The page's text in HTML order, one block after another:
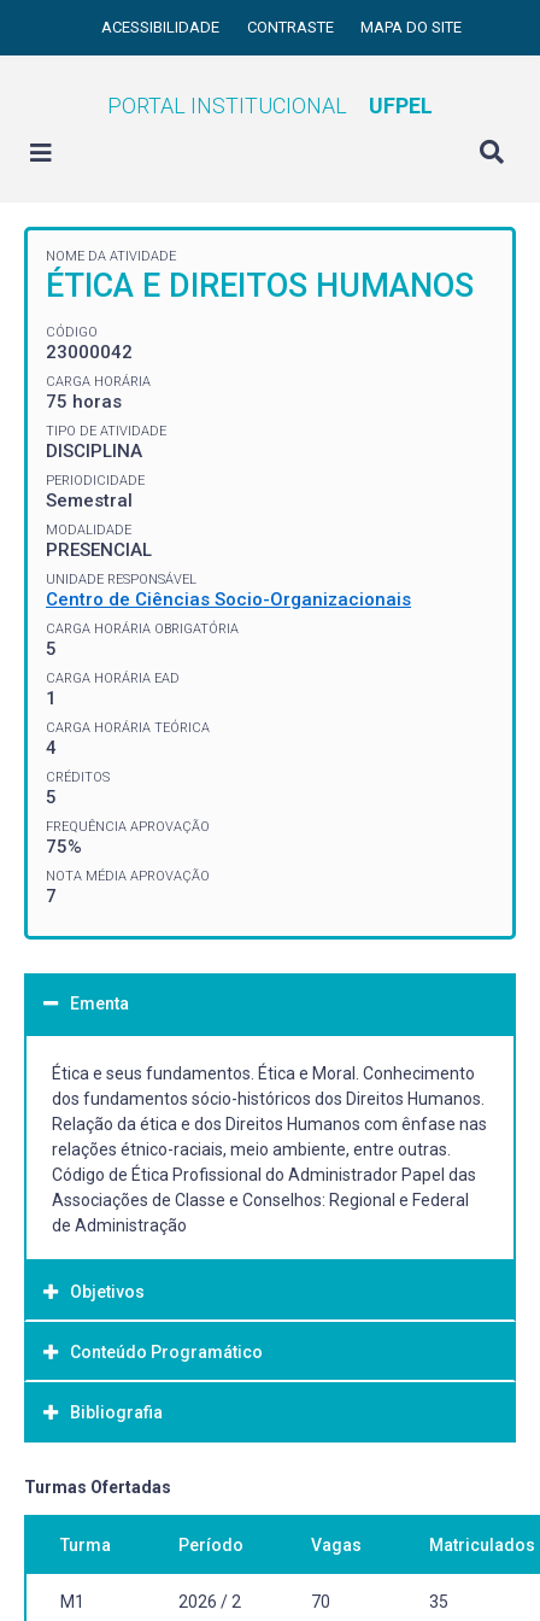
ACESSIBILIDADE CONTRASTE MAPA DO SITE
PORTAL INSTITUCIONAL UFPEL
NOME DA ATIVIDADE
ÉTICA E DIREITOS HUMANOS
CÓDIGO
23000042
CARGA HORÁRIA
75 horas
TIPO DE ATIVIDADE
DISCIPLINA
PERIODICIDADE
Semestral
MODALIDADE
PRESENCIAL
UNIDADE RESPONSÁVEL
Centro de Ciências Socio-Organizacionais
CARGA HORÁRIA OBRIGATÓRIA
5
CARGA HORÁRIA EAD
1
CARGA HORÁRIA TEÓRICA
4
CRÉDITOS
5
FREQUÊNCIA APROVAÇÃO
75%
NOTA MÉDIA APROVAÇÃO
7
Ementa
Ética e seus fundamentos. Ética e Moral. Conhecimento
dos fundamentos sócio-históricos dos Direitos Humanos.
Relação da ética e dos Direitos Humanos com ênfase nas
relações étnico-raciais, meio ambiente, entre outras.
Código de Ética Profissional do Administrador Papel das
Associações de Classe e Conselhos: Regional e Federal
de Administração
Objetivos
Objetivo Geral:
Refletir sobre os conceitos e fundamentos da Ética,
enquanto uma área científica que pensa sobre os valores
Analisar os direitos humanos, particularmente, a
de Ética Profissional do Administrador e o Papel das
Associações de Classe e Conselhos: Regional e Federal de
Administração.
Conteúdo Programático
Bibliografia
Bibliografia Básica:
ALONSO, Félix Ruiz; LÓPEZ, Francisco de Lauro;
CASTRUCCI, Plínio de Lauro. Curso de ética em
administração: empresarial e pública. 3. ed. São Paulo:
Atlas, 2012. 250 p. ISBN 9788522470518.
Turmas Ofertadas
Turma Período Vagas Matriculados
M1 2026 / 2 70 35